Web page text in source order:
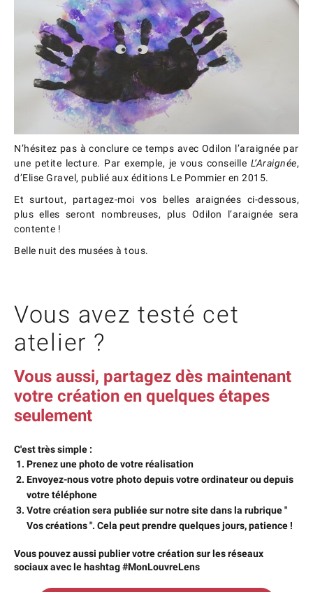
N’hésitez pas à conclure ce temps avec Odilon l’araignée par
une petite lecture. Par exemple, je vous conseille L’Araignée,
d’Elise Gravel, publié aux éditions Le Pommier en 2015.
Et surtout, partagez-moi vos belles araignées ci-dessous,
plus elles seront nombreuses, plus Odilon l’araignée sera
contente !
Belle nuit des musées à tous.
Vous avez testé cet
atelier ?
Vous aussi, partagez dès maintenant
votre création en quelques étapes
seulement
C'est très simple :
Prenez une photo de votre réalisation
Envoyez-nous votre photo depuis votre ordinateur ou depuis
votre téléphone
Votre création sera publiée sur notre site dans la rubrique "
Vos créations ". Cela peut prendre quelques jours, patience !
Vous pouvez aussi publier votre création sur les réseaux
sociaux avec le hashtag #MonLouvreLens